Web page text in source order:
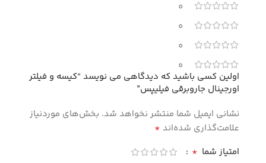
0
0
0
0
اولین کسی باشید که دیدگاهی می نویسد “کیسه و فیلتر
اورجینال جاروبرقی فیلیپس”
نشانی ایمیل شما منتشر نخواهد شد. بخش‌های موردنیاز
علامت‌گذاری شده‌اند *
امتیاز شما *